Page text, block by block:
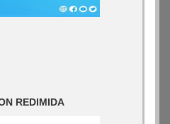
REDIMIDA